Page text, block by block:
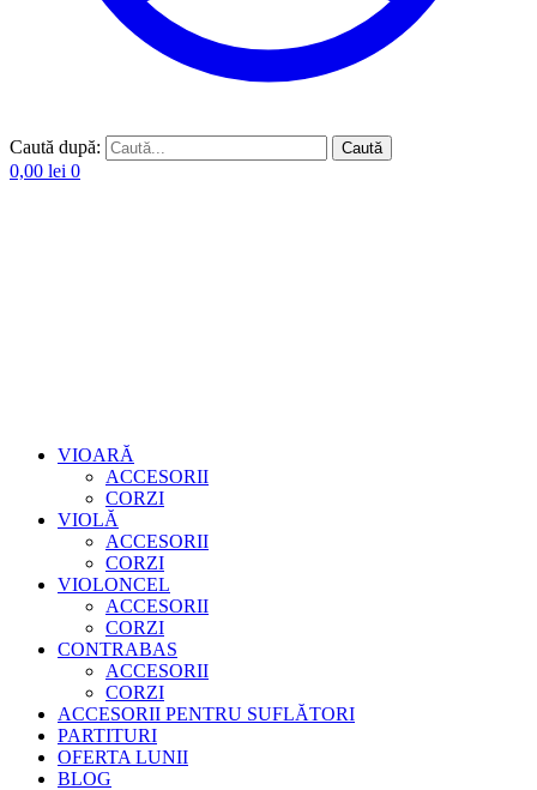
Caută după: Caută
0,00 lei 0
VIOARĂ
ACCESORII
CORZI
VIOLĂ
ACCESORII
CORZI
VIOLONCEL
ACCESORII
CORZI
CONTRABAS
ACCESORII
CORZI
ACCESORII PENTRU SUFLĂTORI
PARTITURI
OFERTA LUNII
BLOG